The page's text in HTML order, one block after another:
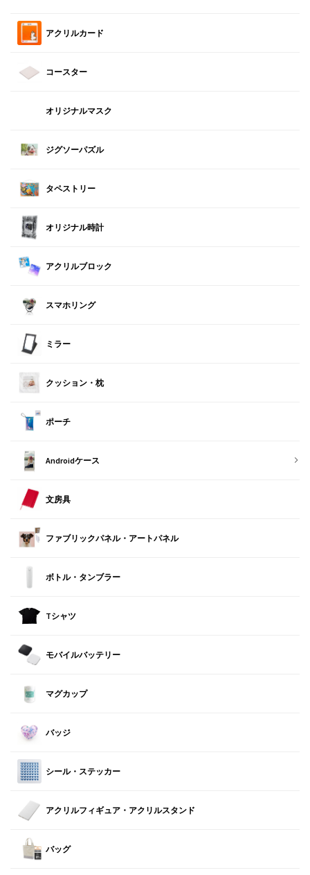
アクリルカード
コースター
オリジナルマスク
ジグソーパズル
タペストリー
オリジナル時計
アクリルブロック
スマホリング
ミラー
クッション・枕
ポーチ
Androidケース
文房具
ファブリックパネル・アートパネル
ボトル・タンブラー
Tシャツ
モバイルバッテリー
マグカップ
バッジ
シール・ステッカー
アクリルフィギュア・アクリルスタンド
バッグ